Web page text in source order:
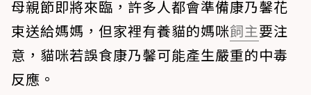
母親節即將來臨，許多人都會準備康乃馨花
束送給媽媽，但家裡有養貓的媽咪飼主要注
意，貓咪若誤食康乃馨可能產生嚴重的中毒
反應。